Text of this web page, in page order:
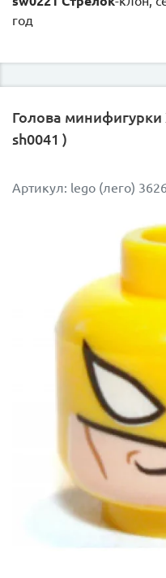
год
Голова
sh0041 )
Артикул: lego (лего)